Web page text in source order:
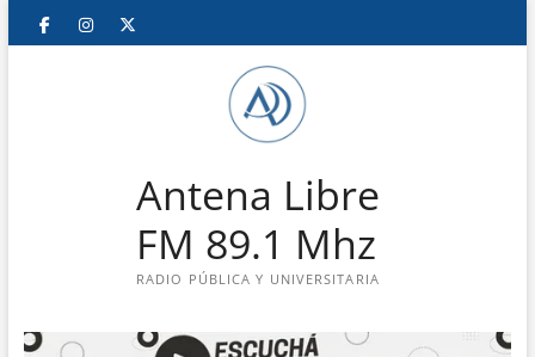
Saltar
FacebookInstagram
Antena Libre
FM 89.1 Mhz
RADIO PÚBLICA Y UNIVERSITARIA